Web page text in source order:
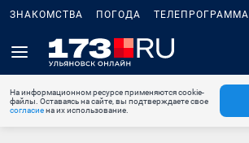
ЗНАКОМСТВА ПОГОДА ТЕЛЕПРОГРАММА
На информационном ресурсе применяются cookie-
файлы. Оставаясь на сайте, вы подтверждаете свое
согласиена их использование.